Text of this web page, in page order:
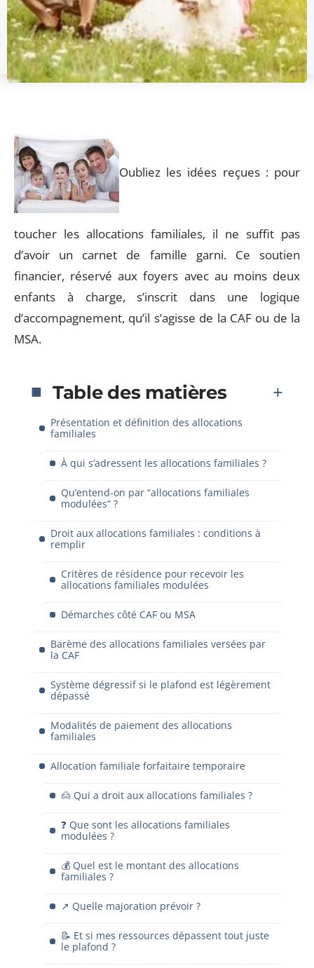
Oubliez les idées reçues : pour
toucher les allocations familiales, il ne suffit pas
d’avoir un carnet de famille garni. Ce soutien
financier, réservé aux foyers avec au moins deux
enfants à charge, s’inscrit dans une logique
d’accompagnement, qu’il s’agisse de la CAF ou de la
MSA.
Table des matières
Présentation et définition des allocations
familiales
À qui s’adressent les allocations familiales ?
Qu’entend-on par “allocations familiales
modulées” ?
Droit aux allocations familiales : conditions à
remplir
Critères de résidence pour recevoir les
allocations familiales modulées
Démarches côté CAF ou MSA
Barème des allocations familiales versées par
la CAF
Système dégressif si le plafond est légèrement
dépassé
Modalités de paiement des allocations
familiales
Allocation familiale forfaitaire temporaire
🙍 Qui a droit aux allocations familiales ?
❓ Que sont les allocations familiales
modulées ?
💰 Quel est le montant des allocations
familiales ?
↗️ Quelle majoration prévoir ?
📝 Et si mes ressources dépassent tout juste
le plafond ?